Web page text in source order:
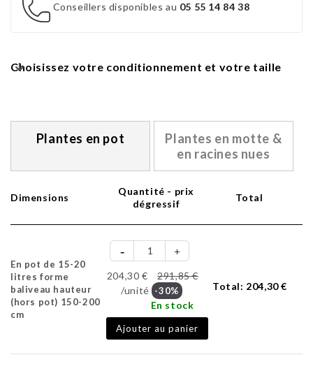
Conseillers disponibles au 05 55 14 84 38
Choisissez votre conditionnement et votre taille
Plantes en pot
Plantes en motte &
en racines nues
Dimensions
Quantité - prix
dégressif
Total
En pot de 15-20
litres forme
baliveau hauteur
(hors pot) 150-200
cm
204,30 €
291,85 €
/unité -30%
En stock
Ajouter au panier
Total: 204,30 €